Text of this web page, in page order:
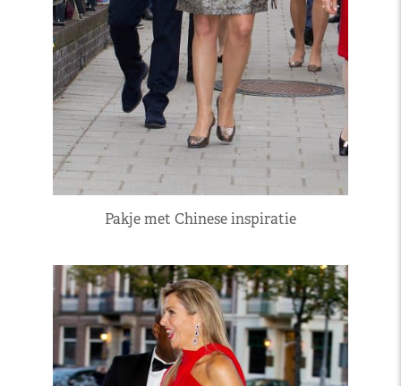
Pakje met Chinese inspiratie